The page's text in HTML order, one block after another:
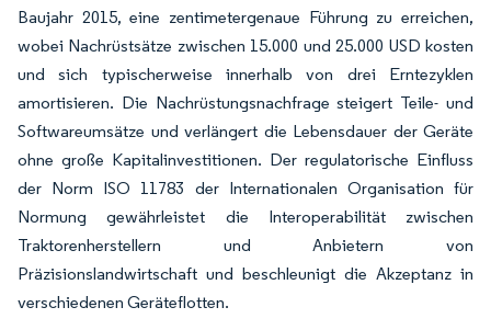
Baujahr 2015, eine zentimetergenaue Führung zu erreichen,
wobei Nachrüstsätze zwischen 15.000 und 25.000 USD kosten
und sich typischerweise innerhalb von drei Erntezyklen
amortisieren. Die Nachrüstungsnachfrage steigert Teile- und
Softwareumsätze und verlängert die Lebensdauer der Geräte
ohne große Kapitalinvestitionen. Der regulatorische Einfluss
der Norm ISO 11783 der Internationalen Organisation für
Normung gewährleistet die Interoperabilität zwischen
Traktorenherstellern und Anbietern von
Präzisionslandwirtschaft und beschleunigt die Akzeptanz in
verschiedenen Geräteflotten.